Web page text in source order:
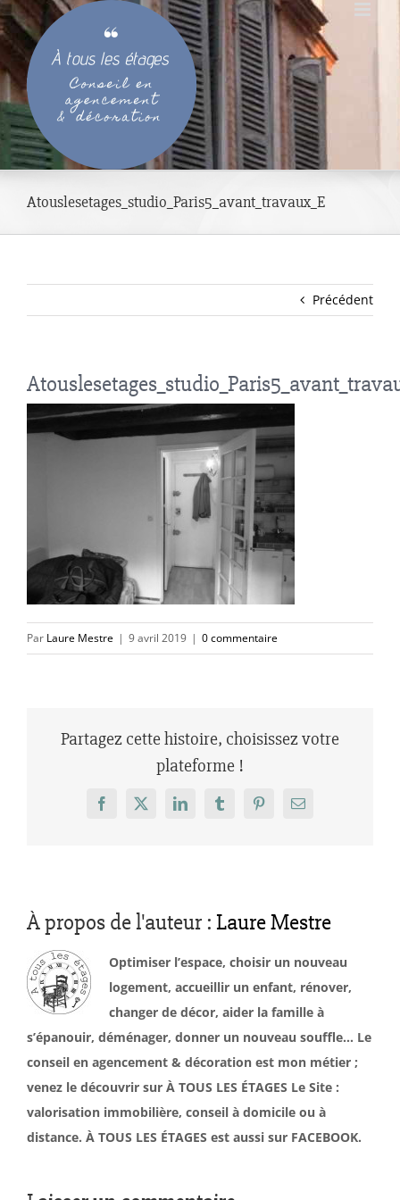
Passer
au
contenu
Atouslesetages_studio_Paris5_avant_travaux_E
Précédent
Par Laure Mestre | 9 avril 2019 | 0 commentaire
Partagez cette histoire, choisissez votre
plateforme !
Facebook
X LinkedInTumblrPinterestEmail
À propos de l'auteur : Laure Mestre
Optimiser l’espace, choisir un nouveau
logement, accueillir un enfant, rénover,
changer de décor, aider la famille à
s’épanouir, déménager, donner un nouveau souffle… Le
conseil en agencement & décoration est mon métier ;
venez le découvrir sur À TOUS LES ÉTAGES Le Site :
valorisation immobilière, conseil à domicile ou à
distance. À TOUS LES ÉTAGES est aussi sur FACEBOOK.